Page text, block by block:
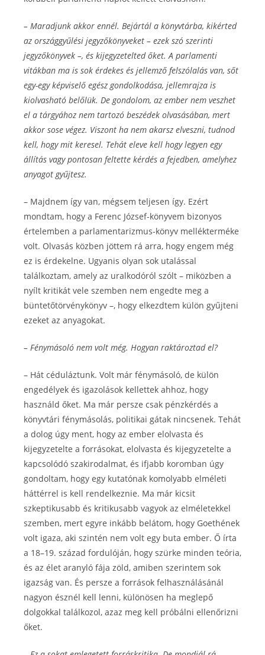
– Maradjunk akkor ennél. Bejártál a könyvtárba, kikérted
az országgyűlési jegyzőkönyveket – ezek szó szerinti
jegyzőkönyvek –, és kijegyzetelted őket. A parlamenti
vitákban ma is sok érdekes és jellemző felszólalás van, sőt
egy-egy képviselő egész gondolkodása, jellemrajza is
kiolvasható belőlük. De gondolom, az ember nem veszhet
el a tárgyához nem tartozó beszédek olvasásában, mert
akkor sose végez. Viszont ha nem akarsz elveszni, tudnod
kell, hogy mit keresel. Tehát eleve kell hogy legyen egy
állítás vagy pontosan feltette kérdés a fejedben, amelyhez
anyagot gyűjtesz.
– Majdnem így van, mégsem teljesen így. Ezért
mondtam, hogy a Ferenc József-könyvem bizonyos
értelemben a parlamentarizmus-könyv mellékterméke
volt. Olvasás közben jöttem rá arra, hogy engem még
ez is érdekelne. Ugyanis olyan sok utalással
találkoztam, amely az uralkodóról szólt – miközben a
nyílt kritikát vele szemben nem engedte meg a
büntetőtörvénykönyv –, hogy elkezdtem külön gyűjteni
ezeket az anyagokat.
– Fénymásoló nem volt még. Hogyan raktároztad el?
– Hát céduláztunk. Volt már fénymásoló, de külön
engedélyek és igazolások kellettek ahhoz, hogy
használd őket. Ma már persze csak pénzkérdés a
könyvtári fénymásolás, politikai gátak nincsenek. Tehát
a dolog úgy ment, hogy az ember elolvasta és
kijegyzetelte a forrásokat, elolvasta és kijegyzetelte a
kapcsolódó szakirodalmat, és ifjabb koromban úgy
gondoltam, hogy egy kutatónak komolyabb elméleti
háttérrel is kell rendelkeznie. Ma már kicsit
szkeptikusabb és kritikusabb vagyok az elméletekkel
szemben, mert egyre inkább belátom, hogy Goethének
volt igaza, aki szintén nem volt egy buta ember. Ő írta
a 18–19. század fordulóján, hogy szürke minden teória,
és az élet aranyló fája zöld, amiben szerintem sok
igazság van. És persze a források felhasználásánál
nagyon észnél kell lenni, különösen ha meglepő
dolgokkal találkozol, azaz meg kell próbálni ellenőrizni
őket.